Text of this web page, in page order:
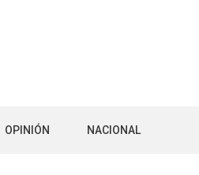
OPINIÓN NACIONAL